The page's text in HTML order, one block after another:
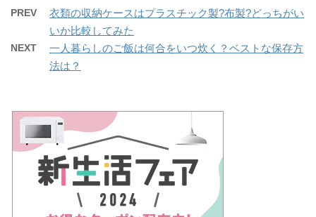
PREV
衣類の収納ケースはプラスチック製?布製?どっちがい
いか比較してみた
NEXT
一人暮らしのご飯は何合をいつ炊く？ベストな保存方
法は？